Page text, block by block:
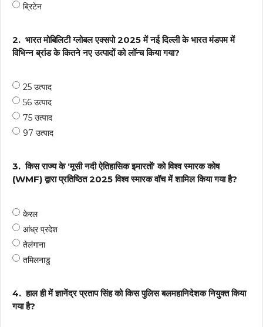
ब्रिटेन
2. भारत मोबिलिटी ग्लोबल एक्सपो 2025 में नई दिल्ली के भारत मंडपम में
विभिन्न ब्रांड के कितने नए उत्पादों को लॉन्च किया गया?
25 उत्पाद
56 उत्पाद
75 उत्पाद
97 उत्पाद
3. किस राज्य के ‘मूसी नदी ऐतिहासिक इमारतों’ को विश्व स्मारक कोष
(WMF) द्वारा प्रतिष्ठित 2025 विश्व स्मारक वॉच में शामिल किया गया है?
केरल
आंध्र प्रदेश
तेलंगाना
तमिलनाडु
4. हाल ही में ज्ञानेंद्र प्रताप सिंह को किस पुलिस बलमहानिदेशक नियुक्त किया
गया है?